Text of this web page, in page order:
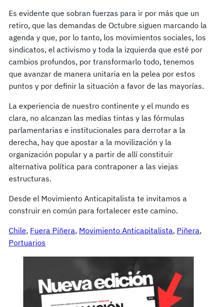
Es evidente que sobran fuerzas para ir por más que un
retiro, que las demandas de Octubre siguen marcando la
agenda y que, por lo tanto, los movimientos sociales, los
sindicatos, el activismo y toda la izquierda que esté por
cambios profundos, por transformarlo todo, tenemos
que avanzar de manera unitaria en la pelea por estos
puntos y por definir la situación a favor de las mayorías.
La experiencia de nuestro continente y el mundo es
clara, no alcanzan las medias tintas y las fórmulas
parlamentarias e institucionales para derrotar a la
derecha, hay que apostar a la movilización y la
organización popular y a partir de allí constituir
alternativa política para contraponer a las viejas
estructuras.
Desde el Movimiento Anticapitalista te invitamos a
construir en común para fortalecer este camino.
Chile, Fuera Piñera, Movimiento Anticapitalista, Piñera
Portuarios